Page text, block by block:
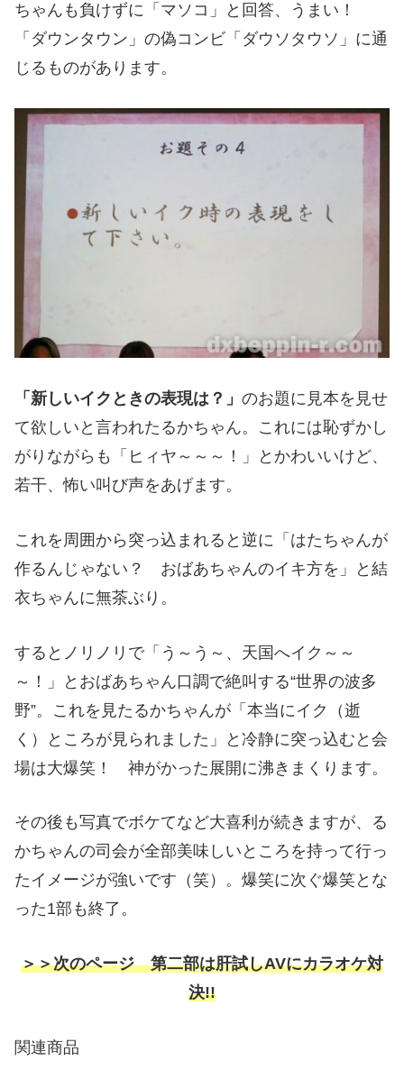
ちゃんも負けずに「マソコ」と回答、うまい！
「ダウンタウン」の偽コンビ「ダウソタウソ」に通
じるものがあります。
「新しいイクときの表現は？」 のお題に見本を見せ
て欲しいと言われたるかちゃん。これには恥ずかし
がりながらも「ヒィヤ～～～！」とかわいいけど、
若干、怖い叫び声をあげます。
これを周囲から突っ込まれると逆に「はたちゃんが
作るんじゃない？ おばあちゃんのイキ方を」と結
衣ちゃんに無茶ぶり。
するとノリノリで「う～う～、天国へイク～～
～！」とおばあちゃん口調で絶叫する“世界の波多
野”。これを見たるかちゃんが「本当にイク（逝
く）ところが見られました」と冷静に突っ込むと会
場は大爆笑！ 神がかった展開に沸きまくります。
その後も写真でボケてなど大喜利が続きますが、る
かちゃんの司会が全部美味しいところを持って行っ
たイメージが強いです（笑）。爆笑に次ぐ爆笑とな
った1部も終了。
＞＞次のページ 第二部は肝試しAVにカラオケ対
決!!
関連商品